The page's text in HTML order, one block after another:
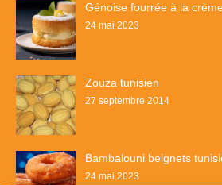
Génoise fourrée à la
24 mai 2023
Zouza tunisien
27 septembre 2014
Bambalouni beignets
24 mai 2023